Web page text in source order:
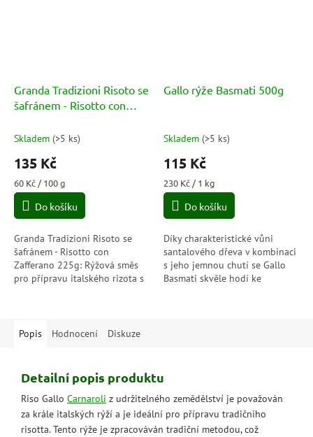
Granda Tradizioni Risoto se
šafránem - Risotto con
Skladem (>5 ks)
135 Kč
Měrná
cena:
60 Kč / 100 g
Do košíku
Granda Tradizioni Risoto se
šafránem - Risotto con
Zafferano 225g: Rýžová směs
pro přípravu italského rizota s
Gallo rýže Basmati 500g
Skladem (>5 ks)
115 Kč
Měrná
cena:
230 Kč / 1 kg
Do košíku
Díky charakteristické vůni
santalového dřeva v kombinaci
s jeho jemnou chutí se Gallo
Basmati skvěle hodí ke
Popis
Hodnocení Diskuze
Detailní popis produktu
Riso Gallo Carnaroli z udržitelného zemědělství je považován
za krále italských rýží a je ideální pro přípravu tradičního
risotta. Tento rýže je zpracováván tradiční metodou, což